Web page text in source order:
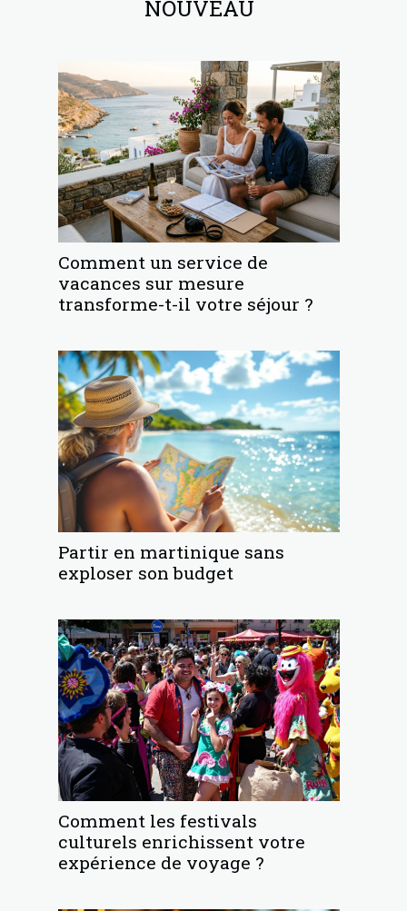
NOUVEAU
Comment un service de
vacances sur mesure
transforme-t-il votre séjour ?
Partir en martinique sans
exploser son budget
Comment les festivals
culturels enrichissent votre
expérience de voyage ?